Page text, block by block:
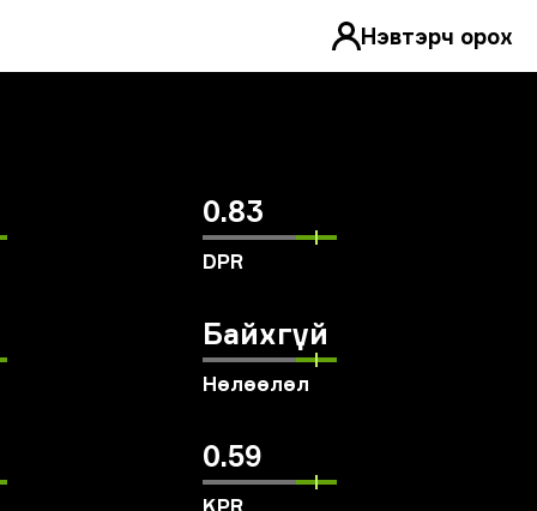
Нэвтэрч орох
0.83
DPR
Байхгүй
Нөлөөлөл
0.59
KPR